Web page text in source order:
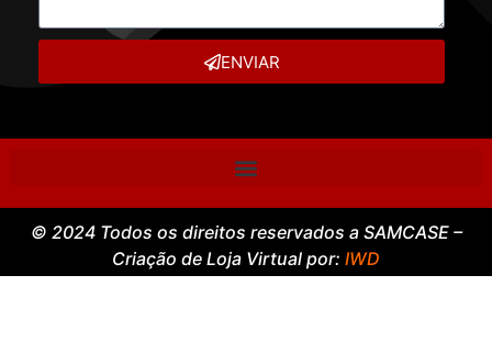
ENVIAR
© 2024 Todos os direitos reservados a SAMCASE –
Criação de Loja Virtual por: IWD